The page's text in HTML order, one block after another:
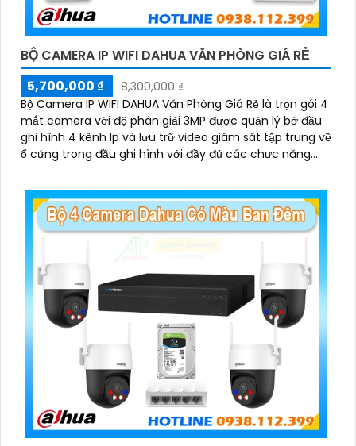
BỘ CAMERA IP WIFI DAHUA VĂN PHÒNG GIÁ RẺ
5,700,000 ₫
8,300,000 ₫
Bộ Camera IP WIFI DAHUA Văn Phòng Giá Rẻ là trọn gói 4
mắt camera với độ phân giải 3MP được quản lý bở đầu
ghi hình 4 kênh Ip và lưu trữ video giám sát tập trung về
ổ cứng trong đầu ghi hình với đầy đủ các chưc năng
chiều và giám sát có màu vào ban đêm